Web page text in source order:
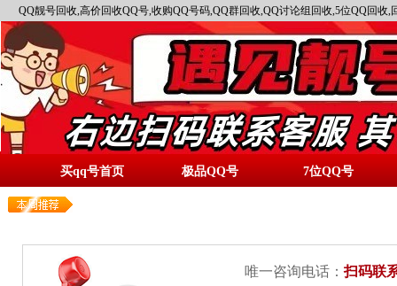
QQ靓号回收,高价回收QQ号,收购QQ号码,QQ群回收,QQ讨论组回收,5位QQ回
买qq号首页 极品QQ号 7位QQ号
唯一咨询电话：扫码联